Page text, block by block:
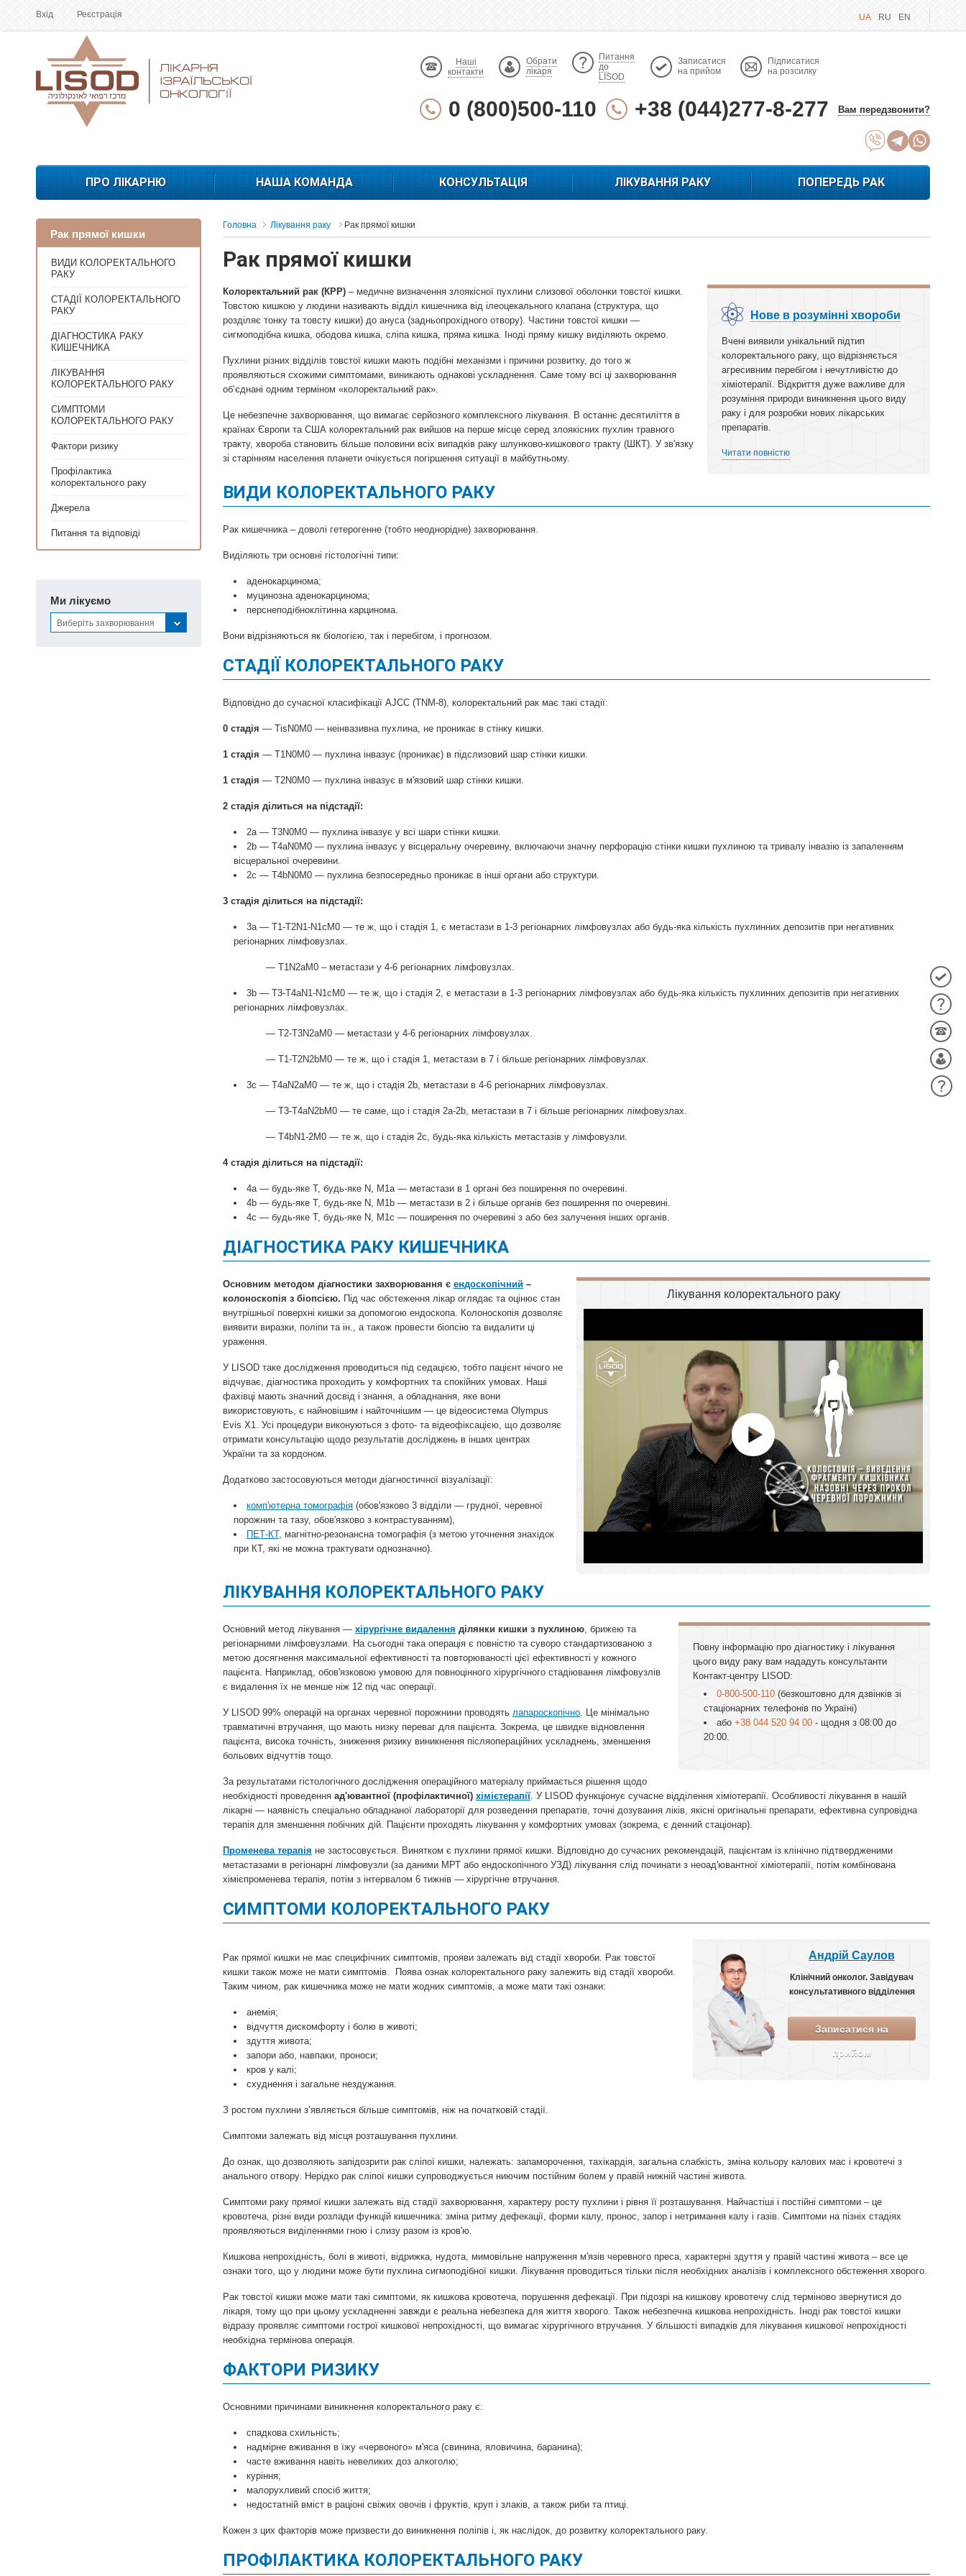
Вхід Реєстрація UA RU EN
Наші
контакти
Обрати
лікаря
Питання
до
LISOD
Записатися
на прийом
Підписатися
на розсилку
0 (800)500-110 +38 (044)277-8-277 Вам передзвонити?
ПРО ЛІКАРНЮ НАША КОМАНДА КОНСУЛЬТАЦІЯ ЛІКУВАННЯ РАКУ ПОПЕРЕДЬ РАК
Рак прямої кишки
ВИДИ КОЛОРЕКТАЛЬНОГО
РАКУ
СТАДІЇ КОЛОРЕКТАЛЬНОГО
РАКУ
ДІАГНОСТИКА РАКУ
КИШЕЧНИКА
ЛІКУВАННЯ
КОЛОРЕКТАЛЬНОГО РАКУ
СИМПТОМИ
КОЛОРЕКТАЛЬНОГО РАКУ
Фактори ризику
Профілактика
колоректального раку
Джерела
Питання та відповіді
Ми лікуємо
Виберіть захворювання
Головна Лікування раку Рак прямої кишки
Рак прямої кишки
Нове в розумінні хвороби
Вчені виявили унікальний підтип
колоректального раку, що відрізняється
агресивним перебігом і нечутливістю до
хіміотерапії. Відкриття дуже важливе для
розуміння природи виникнення цього виду
раку і для розробки нових лікарських
препаратів.
Читати повністю
Колоректальний рак (КРР) – медичне визначення злоякісної пухлини слизової оболонки товстої кишки.
Товстою кишкою у людини називають відділ кишечника від ілеоцекального клапана (структура, що
розділяє тонку та товсту кишки) до ануса (задньопрохідного отвору). Частини товстої кишки —
сигмоподібна кишка, ободова кишка, сліпа кишка, пряма кишка. Іноді пряму кишку виділяють окремо.
Пухлини різних відділів товстої кишки мають подібні механізми і причини розвитку, до того ж
проявляються схожими симптомами, виникають однакові ускладнення. Саме тому всі ці захворювання
об’єднані одним терміном «колоректальний рак».
Це небезпечне захворювання, що вимагає серйозного комплексного лікування. В останнє десятиліття в
країнах Європи та США колоректальний рак вийшов на перше місце серед злоякісних пухлин травного
тракту, хвороба становить більше половини всіх випадків раку шлунково-кишкового тракту (ШКТ). У зв'язку
зі старінням населення планети очікується погіршення ситуації в майбутньому.
ВИДИ КОЛОРЕКТАЛЬНОГО РАКУ
Рак кишечника – доволі гетерогенне (тобто неоднорідне) захворювання.
Виділяють три основні гістологічні типи:
аденокарцинома;
муцинозна аденокарцинома;
перснеподібноклітинна карцинома.
Вони відрізняються як біологією, так і перебігом, і прогнозом.
СТАДІЇ КОЛОРЕКТАЛЬНОГО РАКУ
Відповідно до сучасної класифікації AJCC (TNM-8), колоректальний рак має такі стадії:
0 стадія — TisN0M0 — неінвазивна пухлина, не проникає в стінку кишки.
1 стадія — T1N0M0 — пухлина інвазує (проникає) в підслизовий шар стінки кишки.
1 стадія — T2N0M0 — пухлина інвазує в м'язовий шар стінки кишки.
2 стадія ділиться на підстадії:
2а — T3N0M0 — пухлина інвазує у всі шари стінки кишки.
2b — T4aN0M0 — пухлина інвазує у вісцеральну очеревину, включаючи значну перфорацію стінки кишки пухлиною та тривалу інвазію із запаленням
вісцеральної очеревини.
2c — T4bN0M0 — пухлина безпосередньо проникає в інші органи або структури.
3 стадія ділиться на підстадії:
3а — T1-T2N1-N1cM0 — те ж, що і стадія 1, є метастази в 1-3 регіонарних лімфовузлах або будь-яка кількість пухлинних депозитів при негативних
регіонарних лімфовузлах.
— T1N2aM0 – метастази у 4-6 регіонарних лімфовузлах.
3b — T3-T4aN1-N1cM0 — те ж, що і стадія 2, є метастази в 1-3 регіонарних лімфовузлах або будь-яка кількість пухлинних депозитів при негативних
регіонарних лімфовузлах.
— T2-T3N2aM0 — метастази у 4-6 регіонарних лімфовузлах.
— T1-T2N2bM0 — те ж, що і стадія 1, метастази в 7 і більше регіонарних лімфовузлах.
3c — T4aN2aM0 — те ж, що і стадія 2b, метастази в 4-6 регіонарних лімфовузлах.
— T3-T4aN2bM0 — те саме, що і стадія 2a-2b, метастази в 7 і більше регіонарних лімфовузлах.
— T4bN1-2M0 — те ж, що і стадія 2с, будь-яка кількість метастазів у лімфовузли.
4 стадія ділиться на підстадії:
4а — будь-яке T, будь-яке N, M1a — метастази в 1 органі без поширення по очеревині.
4b — будь-яке T, будь-яке N, M1b — метастази в 2 і більше органів без поширення по очеревині.
4с — будь-яке T, будь-яке N, M1c — поширення по очеревині з або без залучення інших органів.
ДІАГНОСТИКА РАКУ КИШЕЧНИКА
Лікування колоректального раку
Основним методом діагностики захворювання є ендоскопічний –
колоноскопія з біопсією. Під час обстеження лікар оглядає та оцінює стан
внутрішньої поверхні кишки за допомогою ендоскопа. Колоноскопія дозволяє
виявити виразки, поліпи та ін., а також провести біопсію та видалити ці
ураження.
У LISOD таке дослідження проводиться під седацією, тобто пацієнт нічого не
відчуває, діагностика проходить у комфортних та спокійних умовах. Наші
фахівці мають значний досвід і знання, а обладнання, яке вони
використовують, є найновішим і найточнішим — це відеосистема Olympus
Evis X1. Усі процедури виконуються з фото- та відеофіксацією, що дозволяє
отримати консультацію щодо результатів досліджень в інших центрах
України та за кордоном.
Додатково застосовуються методи діагностичної візуалізації:
комп'ютерна томографія (обов'язково 3 відділи — грудної, черевної
порожнин та тазу, обов'язково з контрастуванням),
ПЕТ-КТ, магнітно-резонансна томографія (з метою уточнення знахідок
при КТ, які не можна трактувати однозначно).
ЛІКУВАННЯ КОЛОРЕКТАЛЬНОГО РАКУ
Повну інформацію про діагностику і лікування
цього виду раку вам нададуть консультанти
Контакт-центру LISOD:
0-800-500-110 (безкоштовно для дзвінків зі
стаціонарних телефонів по Україні)
або +38 044 520 94 00 - щодня з 08:00 до
20:00.
Основний метод лікування — хірургічне видалення ділянки кишки з пухлиною, брижею та
регіонарними лімфовузлами. На сьогодні така операція є повністю та суворо стандартизованою з
метою досягнення максимальної ефективності та повторюваності цієї ефективності у кожного
пацієнта. Наприклад, обов'язковою умовою для повноцінного хірургічного стадіювання лімфовузлів
є видалення їх не менше ніж 12 під час операції.
У LISOD 99% операцій на органах черевної порожнини проводять лапароскопічно. Це мінімально
травматичні втручання, що мають низку переваг для пацієнта. Зокрема, це швидке відновлення
пацієнта, висока точність, зниження ризику виникнення післяопераційних ускладнень, зменшення
больових відчуттів тощо.
За результатами гістологічного дослідження операційного матеріалу приймається рішення щодо
необхідності проведення ад'ювантної (профілактичної) хімієтерапії. У LISOD функціонує сучасне відділення хіміотерапії. Особливості лікування в нашій
лікарні — наявність спеціально обладнаної лабораторії для розведення препаратів, точні дозування ліків, якісні оригінальні препарати, ефективна супровідна
терапія для зменшення побічних дій. Пацієнти проходять лікування у комфортних умовах (зокрема, є денний стаціонар).
Променева терапія не застосовується. Винятком є пухлини прямої кишки. Відповідно до сучасних рекомендацій, пацієнтам із клінічно підтвердженими
метастазами в регіонарні лімфовузли (за даними МРТ або ендоскопічного УЗД) лікування слід починати з неоад'ювантної хіміотерапії, потім комбінована
хімієпроменева терапія, потім з інтервалом 6 тижнів — хірургічне втручання.
СИМПТОМИ КОЛОРЕКТАЛЬНОГО РАКУ
Андрій Саулов
Клінічний онколог. Завідувач
консультативного відділення
Записатися на
прийом
Рак прямої кишки не має специфічних симптомів, прояви залежать від стадії хвороби. Рак товстої
кишки також може не мати симптомів. Поява ознак колоректального раку залежить від стадії хвороби.
Таким чином, рак кишечника може не мати жодних симптомів, а може мати такі ознаки:
анемія;
відчуття дискомфорту і болю в животі;
здуття живота;
запори або, навпаки, проноси;
кров у калі;
схуднення і загальне нездужання.
З ростом пухлини з’являється більше симптомів, ніж на початковій стадії.
Симптоми залежать від місця розташування пухлини.
До ознак, що дозволяють запідозрити рак сліпої кишки, належать: запаморочення, тахікардія, загальна слабкість, зміна кольору калових мас і кровотечі з
анального отвору. Нерідко рак сліпої кишки супроводжується ниючим постійним болем у правій нижній частині живота.
Симптоми раку прямої кишки залежать від стадії захворювання, характеру росту пухлини і рівня її розташування. Найчастіші і постійні симптоми – це
кровотеча, різні види розлади функцій кишечника: зміна ритму дефекації, форми калу, пронос, запор і нетримання калу і газів. Симптоми на пізніх стадіях
проявляються виділеннями гною і слизу разом із кров'ю.
Кишкова непрохідність, болі в животі, відрижка, нудота, мимовільне напруження м'язів черевного преса, характерні здуття у правій частині живота – все це
ознаки того, що у людини може бути пухлина сигмоподібної кишки. Лікування проводиться тільки після необхідних аналізів і комплексного обстеження хворого.
Рак товстої кишки може мати такі симптоми, як кишкова кровотеча, порушення дефекації. При підозрі на кишкову кровотечу слід терміново звернутися до
лікаря, тому що при цьому ускладненні завжди є реальна небезпека для життя хворого. Також небезпечна кишкова непрохідність. Іноді рак товстої кишки
відразу проявляє симптоми гострої кишкової непрохідності, що вимагає хірургічного втручання. У більшості випадків для лікування кишкової непрохідності
необхідна термінова операція.
ФАКТОРИ РИЗИКУ
Основними причинами виникнення колоректального раку є:
спадкова схильність;
надмірне вживання в їжу «червоного» м'яса (свинина, яловичина, баранина);
часте вживання навіть невеликих доз алкоголю;
куріння;
малорухливий спосіб життя;
недостатній вміст в раціоні свіжих овочів і фруктів, круп і злаків, а також риби та птиці.
Кожен з цих факторів може призвести до виникнення поліпів і, як наслідок, до розвитку колоректального раку.
ПРОФІЛАКТИКА КОЛОРЕКТАЛЬНОГО РАКУ